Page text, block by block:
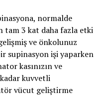
normalde
tam 3 kat daha fazla etki
ve önkolunuz
supinasyon işi yaparken
kasınızın ve
kuvvetli
vücut geliştirme